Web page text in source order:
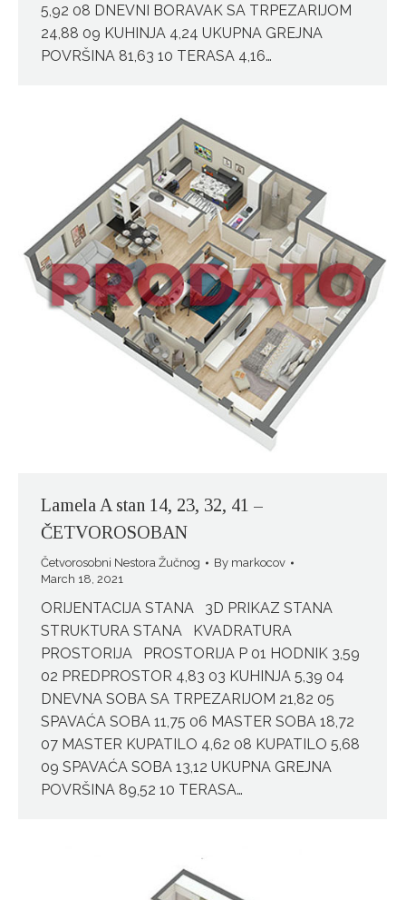
5,92 08 DNEVNI BORAVAK SA TRPEZARIJOM
24,88 09 KUHINJA 4,24 UKUPNA GREJNA
POVRŠINA 81,63 10 TERASA 4,16…
Lamela A stan 14, 23, 32, 41 –
ČETVOROSOBAN
Četvorosobni Nestora Žučnog By markocov
March 18, 2021
ORIJENTACIJA STANA 3D PRIKAZ STANA
STRUKTURA STANA KVADRATURA
PROSTORIJA PROSTORIJA P 01 HODNIK 3,59
02 PREDPROSTOR 4,83 03 KUHINJA 5,39 04
DNEVNA SOBA SA TRPEZARIJOM 21,82 05
SPAVAĆA SOBA 11,75 06 MASTER SOBA 18,72
07 MASTER KUPATILO 4,62 08 KUPATILO 5,68
09 SPAVAĆA SOBA 13,12 UKUPNA GREJNA
POVRŠINA 89,52 10 TERASA…